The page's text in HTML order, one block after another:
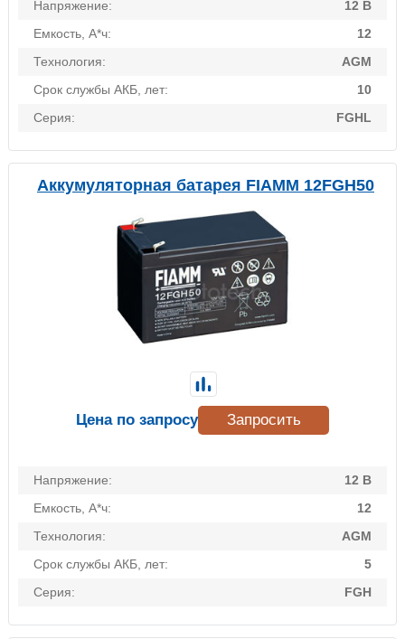
Напряжение:
12 В
Емкость, А*ч:
12
Технология:
AGM
Срок службы АКБ, лет:
10
Серия:
FGHL
Аккумуляторная батарея FIAMM 12FGH50
Напряжение:
12 В
Емкость, А*ч:
12
Технология:
AGM
Срок службы АКБ, лет:
5
Серия:
FGH
Цена по запросу Запросить